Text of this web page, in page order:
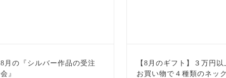
8月の『シルバー作品の受注
会』
【8月のギフト】３万円以
お買い物で４種類のネッ